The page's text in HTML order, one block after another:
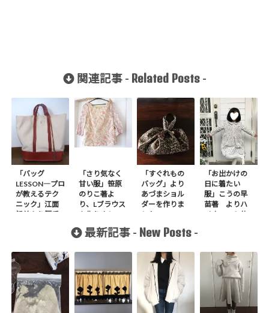
関連記事 - Related Posts-
「バッグ
LESSON―プロ
が教えるテク
ニック」江面
旨美より厚手
ました
「さり気なく
甘い服」笹原
のりこ著よ
り、Lブラウス
を作りまし
「すぐれもの
バッグ」より
あづまショル
ダーを作りま
した
「お出かけの
日に着たい
服」こうの早
苗著 よりハ
イウエスト位
作りました
最新記事 - New Posts -